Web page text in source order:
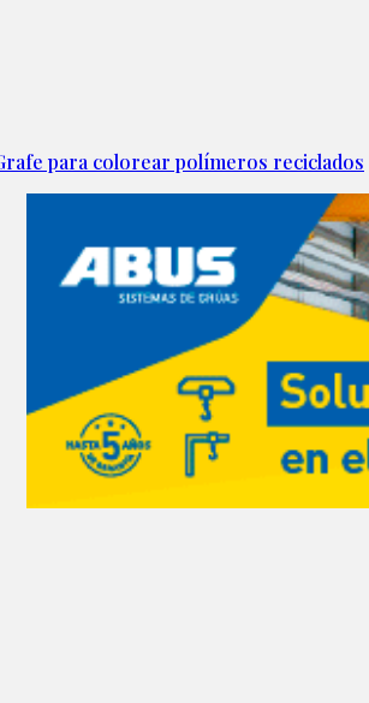
para colorear polímeros reciclados